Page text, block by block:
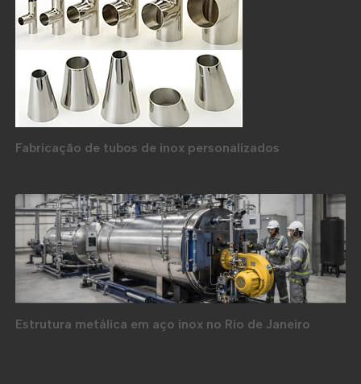
Fabricação de tubos de inox personalizados
Estrutura metálica em aço inox no Rio de Janeiro